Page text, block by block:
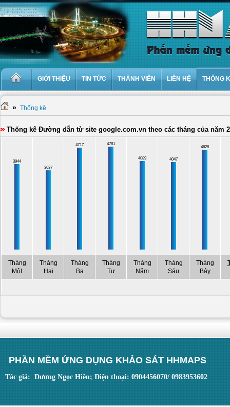
GIỚI THIỆU TIN TỨC THÀNH VIÊN LIÊN HỆ THỐNG
» Thống kê
Thống kê Đường dẫn từ site google.com.vn theo các tháng của năm
3944
3637
4717 4781
4089 4047
4628
Tháng
Một
Tháng
Hai
Tháng
Ba
Tháng
Tư
Tháng
Năm
Tháng
Sáu
Tháng
Bảy
PHẦN MỀM ỨNG DỤNG KHẢO SÁT HHMAPS
Tác giả: Dương Ngọc Hiền; Điện thoại: 0904456070/ 0983953602